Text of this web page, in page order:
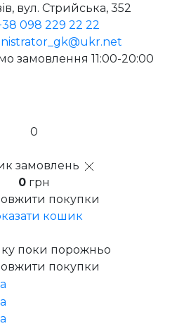
вул. Стрийська, 352
098 229 22 22
замовлення 11:00-20:00
0
замовлень
0грн
покупки
кошик
поки порожньо
покупки